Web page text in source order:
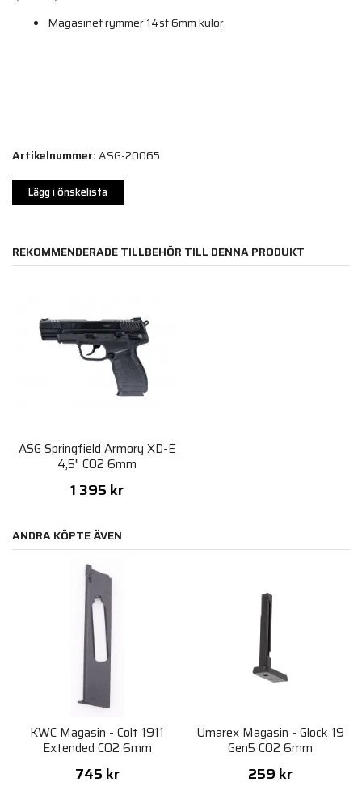
Magasinet rymmer 14st 6mm kulor
Artikelnummer:ASG-20065
Lägg i önskelista
REKOMMENDERADE TILLBEHÖR TILL DENNA PRODUKT
ASG Springfield Armory XD-E
4,5" CO2 6mm
1 395 kr
ANDRA KÖPTE ÄVEN
KWC Magasin - Colt 1911
Extended CO2 6mm
745 kr
Umarex Magasin - Glock 19
Gen5 CO2 6mm
259 kr